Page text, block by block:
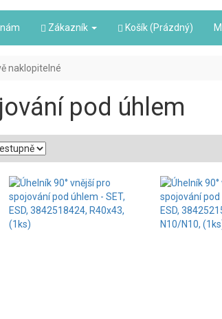
Zákazník Košík (Prázdný)
naklopitelné
pod úhlem